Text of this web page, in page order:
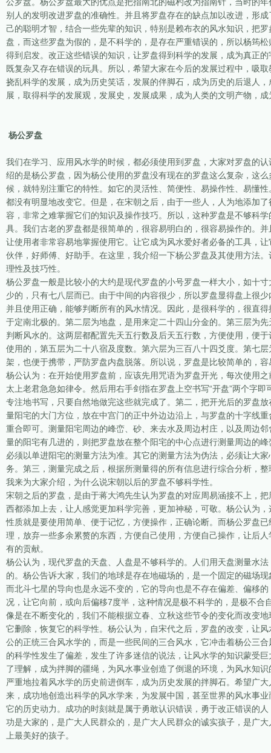
别人的发明改进罗盘的准确性。并且将罗盘存在的缺点加以改进，形
己的聪明才智，结合一些先辈的知识，特别是赖布衣的风水知识，把
盘，而这些罗盘为假的，是不科学的，是存在严重错误的，所以杨筠
得到启发。改正这些错误的知识，让罗盘得到科学的发展，成为真正
既复杂又存在错误的玩具。所以，希望大家在今后的发展过程中，吸
挠乱科学的发展，成为历史笑话，发展的伴脚石，成为历史的后退人
展，取得科学的发展观，发展史，发展成果，成为人类的文明产物，
杨公罗盘
我们在学习、应用风水学的时候，都必须使用到罗盘，大家对罗盘的
绍的是杨公罗盘，因为杨公使用的罗盘没有现在的罗盘这么复杂，这
候，就特别注重它的特性。如它的灵活性、简便性、易操作性、易懂
都没有明显地改变它。但是，在宋朝之后，由于一些人，人为地添加
容，非常之难掌握它们的知识及操作技巧。所以，这种罗盘是不够科
具。我们古老的罗盘都是很简单的，很容易明白的，很容易操作的。
让使用者非常容易地掌握使用它。让它成为风水爱好者必备的工具，
伙伴，好师傅、好助手。在这里，我介绍一下杨公罗盘及其使用方法
理性及技巧性。
杨公罗盘一般是比较小的大约是现代罗盘的小号罗盘一样大小，如十
少的，只有七八层而已。由于中间的内容很少，所以罗盘显得盘上很
并且使用正确，能够判断所有的风水情况。因此，是很科学的，很直
于定南北极的。第二层为地盘，是用来定二十四山分金的。第三层为
判断风水的。这两层都配置先天五行数及后天五行数，方便使用，便
使用的，第五层为二十八宿及度数。第六层为三百八十四爻度。第七
架，也便于携带，严防罗盘内盘脱落。所以说，罗盘是比较简单的，
杨公认为：在开始使用罗盘前，应该先用咒语为罗盘开光，每次使用
太上老君急急如律令。然后用右手剑指在罗盘上空书写“开盘”两个字
专注地书写，只要自然地做完这些就完成了。第二，把开光后的罗盘
量阳宅的大门方位，放在中宫门的正中外边边沿上，与罗盘的十字线
重合即可。测量阳宅周边的峰峦、砂、来去水及周边村庄，以及周边
量的阳宅有几进的，则把罗盘放在整个阳宅的中心点进行测量周边的
必须以单进阳宅的测量方法为准。其它的测量方法为伪法，必须让大
务。第三，测量完成之后，根据所测量得的所有信息进行综合分析，
我来为大家介绍，为什么说宋朝以后的罗盘不够科学性。
宋朝之后的罗盘，是由于蒋大鸿先生认为罗盘的对应周易涵接不上，
西都添加上去，让人感觉更加科学完善，更加神秘，可敬。杨公认为
性质就是要使用简单、便于记忆，方便操作，正确论断。而杨公罗盘
理，放弃一些多余累赘的东西，方便自己使用，方便自己操作，让后
有的贡献。
杨公认为，现代罗盘的天盘、人盘是不够科学的。人们用天盘测量水
的。杨公告诉大家，我们的地球是存在地磁场的，是一个固定的磁场
而北斗七星的导向也是永远不变的，它的导向也是不存在偏差、偏移
况，让它向前，或向后偏移7度半，这种情况是极不科学的，是极不
像是在不断变化的，我们不能根据立春、立秋这些节令的变化而改变
它删除，恢复它的科学性。杨公认为，自宋代之后，罗盘的改变，让
公的正统三合风水学的，而是一些民间的三合风水，它冲击着杨公三
的科学性发生了偏差，发生了许多迷信的说法，让风水学的知识蒙受
了理解，成为拌脚的疆绳，为风水事业创造了倒退的环境，为风水知
严重地拉着风水学的历史前进倒车，成为历史发展的拌脚石。希望广
来，成功地创造出科学的风水学来，为发展中国，甚至世界的风水事
它的历史动力。成功的时刻就是属于勇敢认识错误，勇于改正错误的
功是大家的，是广大人民群众的，是广大人民群众的诚实孩子，是广
上最美好的孩子。